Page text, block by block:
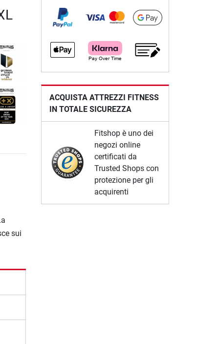
sui
ACQUISTA ATTREZZI FITNESS
IN TOTALE SICUREZZA
Fitshop è uno dei
negozi online
certificati da
Trusted Shops con
protezione per gli
acquirenti